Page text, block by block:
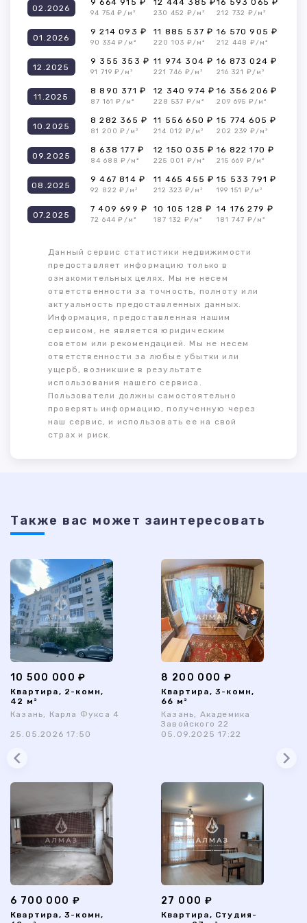
02.2026
9 664 915 ₽
94 754 ₽/м²
12 444 385 ₽
230 452 ₽/м²
16 593 065 ₽
212 732 ₽/м²
01.2026
9 214 093 ₽
90 334 ₽/м²
11 885 537 ₽
220 103 ₽/м²
16 570 905 ₽
212 448 ₽/м²
12.2025
9 355 353 ₽
91 719 ₽/м²
11 974 304 ₽
221 746 ₽/м²
16 873 024 ₽
216 321 ₽/м²
11.2025
8 890 371 ₽
87 161 ₽/м²
12 340 974 ₽
228 537 ₽/м²
16 356 206 ₽
209 695 ₽/м²
10.2025
8 282 365 ₽
81 200 ₽/м²
11 556 650 ₽
214 012 ₽/м²
15 774 605 ₽
202 239 ₽/м²
09.2025
8 638 177 ₽
84 688 ₽/м²
12 150 035 ₽
225 001 ₽/м²
16 822 170 ₽
215 669 ₽/м²
08.2025
9 467 814 ₽
92 822 ₽/м²
11 465 455 ₽
212 323 ₽/м²
15 533 791 ₽
199 151 ₽/м²
07.2025
7 409 699 ₽
72 644 ₽/м²
10 105 128 ₽
187 132 ₽/м²
14 176 279 ₽
181 747 ₽/м²
Данный сервис статистики недвижимости
предоставляет информацию только в
ознакомительных целях. Мы не несем
ответственности за точность, полноту или
актуальность предоставленных данных.
Информация, предоставленная нашим
сервисом, не является юридическим
советом или рекомендацией. Мы не несем
ответственности за любые убытки или
ущерб, возникшие в результате
использования нашего сервиса.
Пользователи должны самостоятельно
проверять информацию, полученную через
наш сервис, и использовать ее на свой
страх и риск.
Также ваc может заинтересовать
10 500 000 ₽
Квартира, 2-комн,
42 м²
Казань, Карла Фукса 4
25.05.2026 17:50
8 200 000 ₽
Квартира, 3-комн,
66 м²
Казань, Академика
Завойского 22
05.09.2025 17:22
6 700 000 ₽
Квартира, 3-комн,
27 000 ₽
Квартира, Студия-